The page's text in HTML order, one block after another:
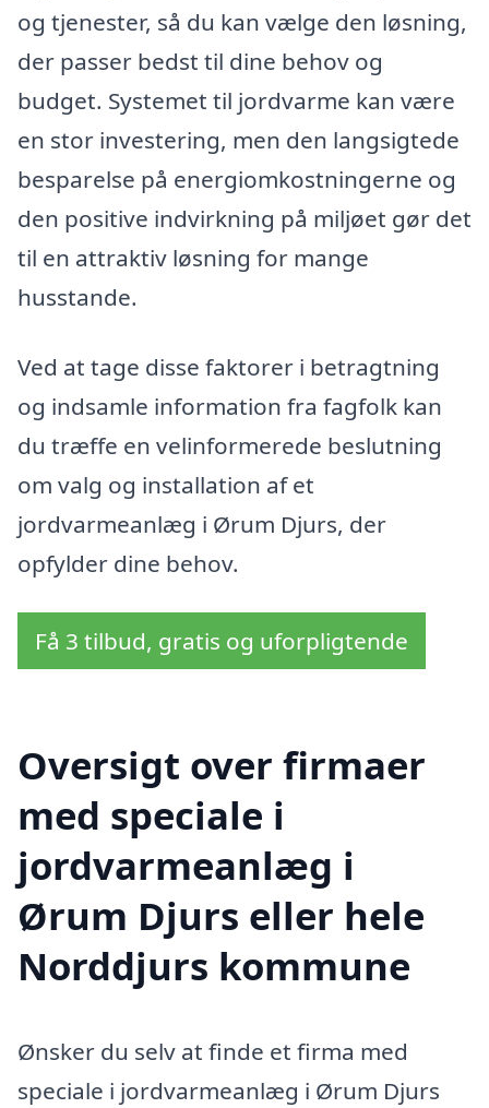
og tjenester, så du kan vælge den løsning,
der passer bedst til dine behov og
budget. Systemet til jordvarme kan være
en stor investering, men den langsigtede
besparelse på energiomkostningerne og
den positive indvirkning på miljøet gør det
til en attraktiv løsning for mange
husstande.
Ved at tage disse faktorer i betragtning
og indsamle information fra fagfolk kan
du træffe en velinformerede beslutning
om valg og installation af et
jordvarmeanlæg i Ørum Djurs, der
opfylder dine behov.
Få 3 tilbud, gratis og uforpligtende
Oversigt over firmaer
med speciale i
jordvarmeanlæg i
Ørum Djurs eller hele
Norddjurs kommune
Ønsker du selv at finde et firma med
speciale i jordvarmeanlæg i Ørum Djurs